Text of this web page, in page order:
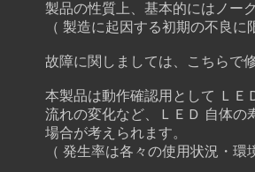
品の性質上、基本的にはノークレ
製造に起因する初期の不良に限
障に関しましては、こちらで修理
製品は動作確認用として ＬＥＤ
れの変化など、ＬＥＤ 自体の寿命
合が考えられます。
発生率は各々の使用状況・環境